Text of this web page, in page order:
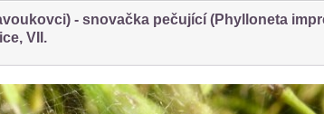
- snovačka pečující (Phylloneta
VII.